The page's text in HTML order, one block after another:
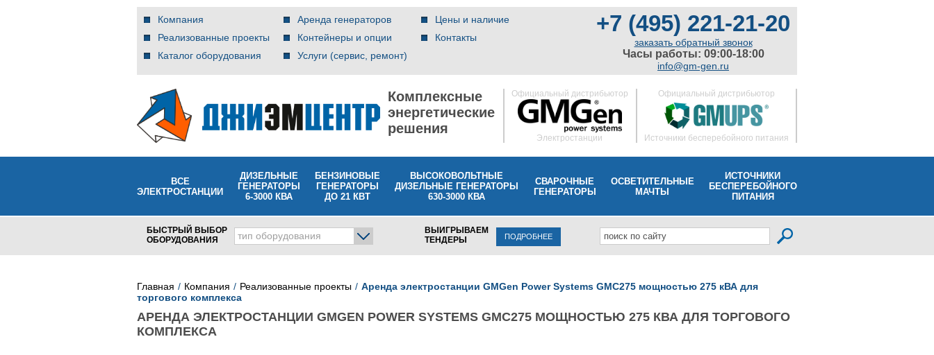
Компания
Реализованные проекты
Каталог оборудования
Аренда генераторов
Контейнеры и опции
Услуги (сервис, ремонт)
Цены и наличие
Контакты
+7 (495) 221-21-20
заказать обратный звонок
Часы работы: 09:00-18:00
info@gm-gen.ru
Комплексные
энергетические
решения
Официальный дистрибьютор
Электростанции
Официальный дистрибьютор
Источники бесперебойного питания
ВСЕ
ЭЛЕКТРОСТАНЦИИ
ДИЗЕЛЬНЫЕ
ГЕНЕРАТОРЫ
6-3000 КВА
БЕНЗИНОВЫЕ
ГЕНЕРАТОРЫ
ДО 21 КВТ
ВЫСОКОВОЛЬТНЫЕ
ДИЗЕЛЬНЫЕ ГЕНЕРАТОРЫ
630-3000 КВА
СВАРОЧНЫЕ
ГЕНЕРАТОРЫ
ОСВЕТИТЕЛЬНЫЕ
МАЧТЫ
ИСТОЧНИКИ
БЕСПЕРЕБОЙНОГО
ПИТАНИЯ
БЫСТРЫЙ ВЫБОР
ОБОРУДОВАНИЯ
тип оборудования
ВЫИГРЫВАЕМ
ТЕНДЕРЫ
ПОДРОБНЕЕ
Главная Компания Реализованные проекты
Аренда электростанции GMGen Power Systems GMC275 мощностью 275 кВА для
торгового комплекса
АРЕНДА ЭЛЕКТРОСТАНЦИИ GMGEN POWER SYSTEMS GMC275 МОЩНОСТЬЮ 275 КВА ДЛЯ ТОРГОВОГО
КОМПЛЕКСА